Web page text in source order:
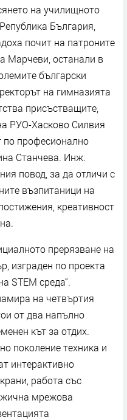
на училищното
България,
почит на патроните
Марчеви, останали в
български
на гимназията
присъстващите,
РУО-Хасково Силвия
по професионално
Станчева. Инж.
повод, за да отличи с
възпитаници на
креативност
прерязване на
изграден по проекта
STEM среда“.
на четвъртия
от два напълно
кът за отдих.
поколение техника и
интерактивно
работа със
мрежова